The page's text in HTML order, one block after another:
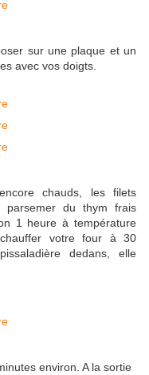
sur une plaque et un
avec vos doigts.
chauds, les filets
parsemer du thym frais
1 heure à température
votre four à 30
dedans, elle
environ. A la sortie